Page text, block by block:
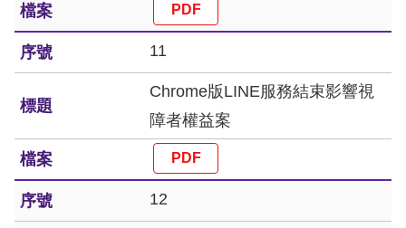
保
護
政
策
政
府
網
站
11
Chrome版LINE服務結束影響視
障者權益案
12